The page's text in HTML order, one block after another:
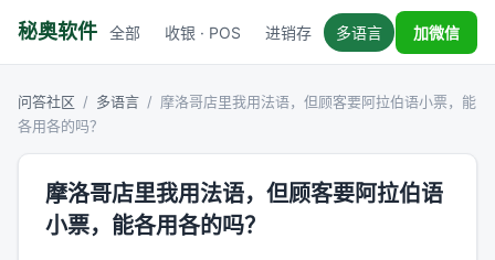
秘奥软件 全部 收银 · POS 进销存 多语言 税务对接
加微信
问答社区 / 多语言 / 摩洛哥店里我用法语，但顾客要阿拉伯语小票，能
各用各的吗？
摩洛哥店里我用法语，但顾客要阿拉伯语
小票，能各用各的吗？